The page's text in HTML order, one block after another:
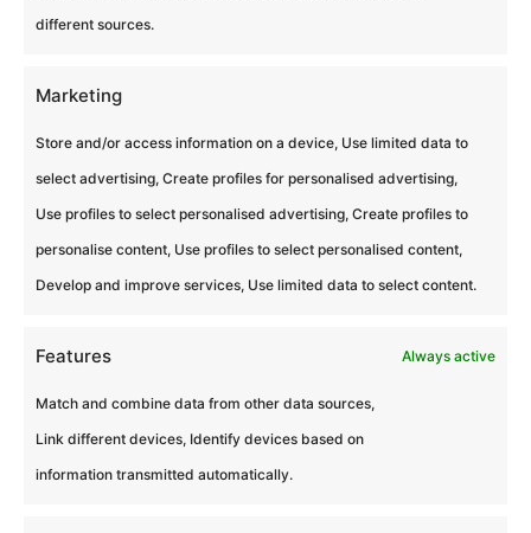
different sources.
Marketing
Store and/or access information on a device, Use limited data to
select advertising, Create profiles for personalised advertising,
Use profiles to select personalised advertising, Create profiles to
personalise content, Use profiles to select personalised content,
Develop and improve services, Use limited data to select content.
Features Always active
Match and combine data from other data sources,
Link different devices, Identify devices based on
information transmitted automatically.
collaborative en un véritable levier
marketing et activer ce contenu